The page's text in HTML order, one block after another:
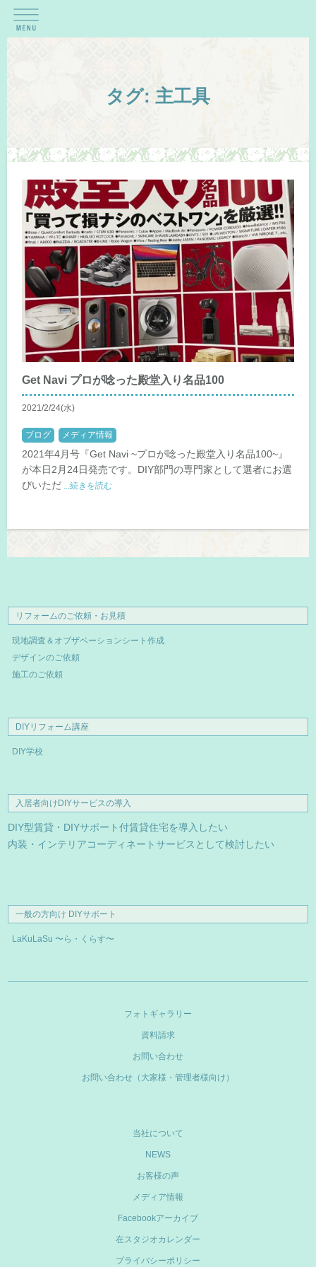
タグ: 主工具
Get Navi プロが唸った殿堂入り名品100
2021/2/24(水)
ブログ メディア情報
2021年4月号『Get Navi ~プロが唸った殿堂入り名品100~』
が本日2月24日発売です。DIY部門の専門家として選者にお選
びいただ ...続きを読む
リフォームのご依頼・お見積
現地調査＆オブザベーションシート作成
デザインのご依頼
施工のご依頼
DIYリフォーム講座
DIY学校
入居者向けDIYサービスの導入
DIY型賃貸・DIYサポート付賃貸住宅を導入したい
内装・インテリアコーディネートサービスとして検討したい
一般の方向け DIYサポート
LaKuLaSu 〜ら・くらす〜
フォトギャラリー
資料請求
お問い合わせ
お問い合わせ（大家様・管理者様向け）
当社について
NEWS
お客様の声
メディア情報
Facebookアーカイブ
在スタジオカレンダー
プライバシーポリシー